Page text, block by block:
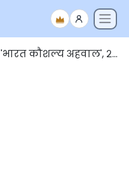
'भारत कौशल्य अहवाल', २०१९: 'महाराष्ट्र' सर्वाधिक रोजगारक्षम राज्य